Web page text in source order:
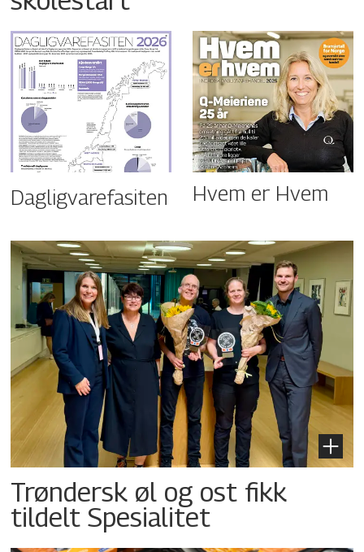
Dagligvarefasiten Hvem er Hvem
Trøndersk øl og ost fikk
tildelt Spesialitet